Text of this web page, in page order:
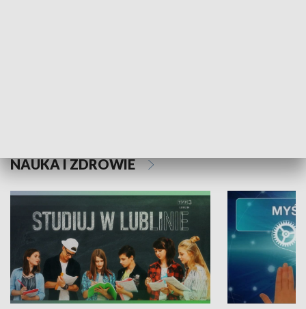
NAUKA I ZDROWIE